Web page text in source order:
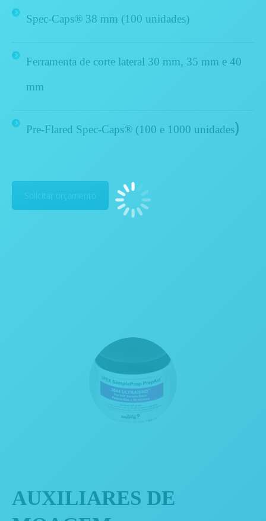
Spec-Caps® 38 mm (100 unidades)
Ferramenta de corte lateral 30 mm, 35 mm e 40
mm
Pre-Flared Spec-Caps® (100 e 1000 unidades)
Solicitar orçamento
AUXILIARES DE